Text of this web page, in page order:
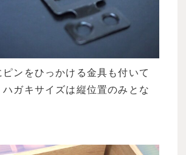
ンをひっかける金具も付いて
ハガキサイズは縦位置のみとな